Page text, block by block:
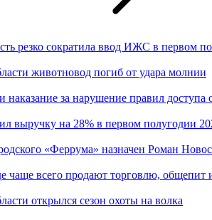
резко сократила ввод ИЖС в первом
животновод погиб от удара молнии
за нарушение правил доступа
выручку на 28% в первом полугодии
«Феррума» назначен Роман
всего продают торговлю, общепит
открылся сезон охоты на волка